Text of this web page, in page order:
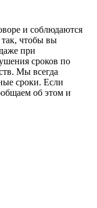
и соблюдаются
чтобы вы
при
сроков по
Мы всегда
сроки. Если
об этом и